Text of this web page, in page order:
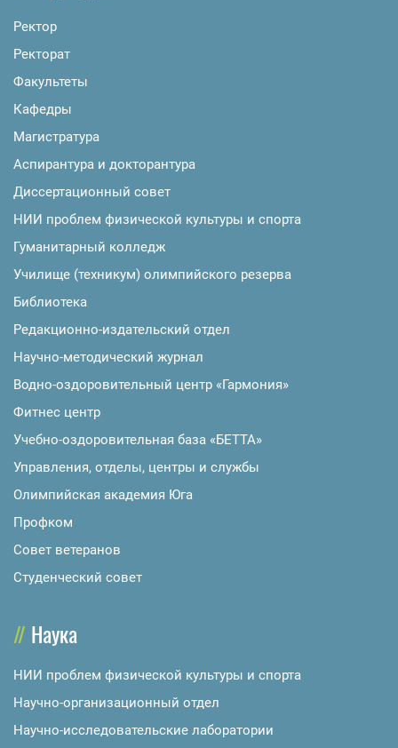
Ректор
Ректорат
Факультеты
Кафедры
Магистратура
Аспирантура и докторантура
Диссертационный совет
НИИ проблем физической культуры и спорта
Гуманитарный колледж
Училище (техникум) олимпийского резерва
Библиотека
Редакционно-издательский отдел
Научно-методический журнал
Водно-оздоровительный центр «Гармония»
Фитнес центр
Учебно-оздоровительная база «БЕТТА»
Управления, отделы, центры и службы
Олимпийская академия Юга
Профком
Совет ветеранов
Студенческий совет
Наука
НИИ проблем физической культуры и спорта
Научно-организационный отдел
Научно-исследовательские лаборатории